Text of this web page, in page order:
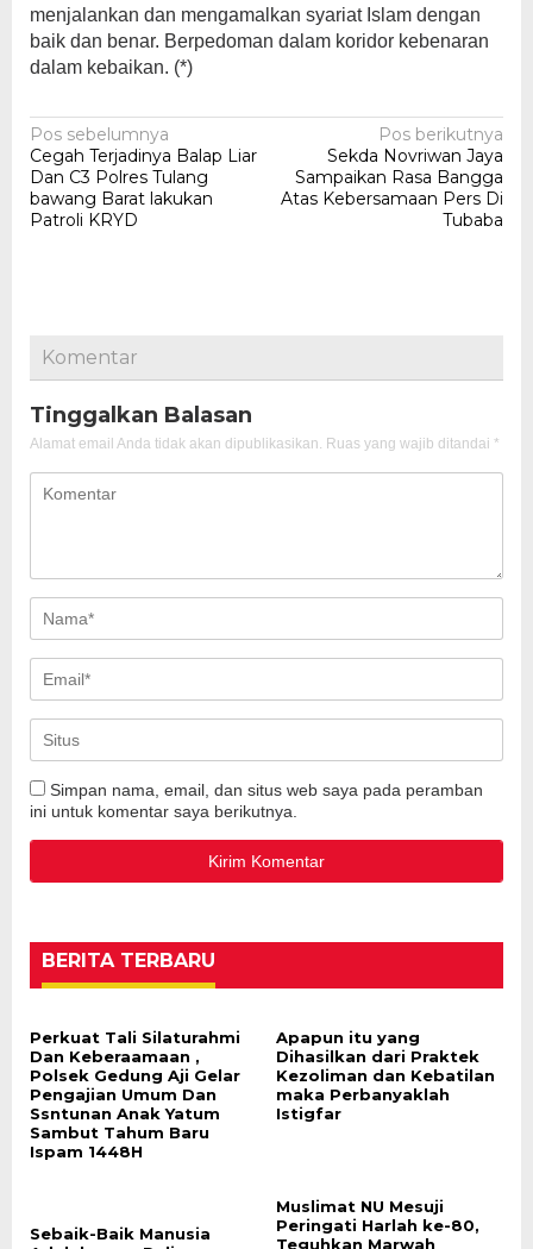
menjalankan dan mengamalkan syariat Islam dengan
baik dan benar. Berpedoman dalam koridor kebenaran
dalam kebaikan. (*)
Navigasi
pos
Pos sebelumnya
Cegah Terjadinya Balap Liar
Dan C3 Polres Tulang
bawang Barat lakukan
Patroli KRYD
Pos berikutnya
Sekda Novriwan Jaya
Sampaikan Rasa Bangga
Atas Kebersamaan Pers Di
Tubaba
Komentar
Tinggalkan Balasan
Alamat email Anda tidak akan dipublikasikan. Ruas yang wajib ditandai *
Simpan nama, email, dan situs web saya pada peramban
ini untuk komentar saya berikutnya.
BERITA TERBARU
Perkuat Tali Silaturahmi
Dan Keberaamaan ,
Polsek Gedung Aji Gelar
Pengajian Umum Dan
Ssntunan Anak Yatum
Sambut Tahum Baru
Ispam 1448H
Apapun itu yang
Dihasilkan dari Praktek
Kezoliman dan Kebatilan
maka Perbanyaklah
Istigfar
Sebaik-Baik Manusia
Muslimat NU Mesuji
Peringati Harlah ke-80,
Teguhkan Marwah